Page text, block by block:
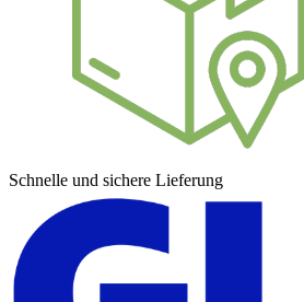
Schnelle und sichere Lieferung